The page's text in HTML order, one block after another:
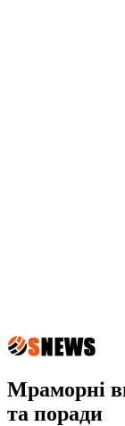
Мраморні
та поради